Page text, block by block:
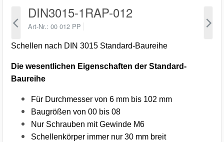
DIN3015-1RAP-012
Art-Nr. 00 012 PP
Schellen nach DIN 3015 Standard-Baureihe
Die wesentlichen Eigenschaften der Standard-
Baureihe
Für Durchmesser von 6 mm bis 102 mm
Baugrößen von 00 bis 08
Nur Schrauben mit Gewinde M6
Schellenkörper immer nur 30 mm breit